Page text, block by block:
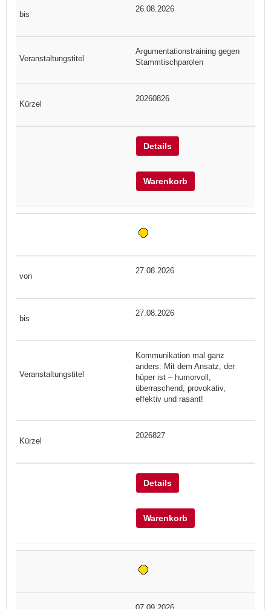
26.08.2026
Argumentationstraining gegen
Stammtischparolen
20260826
Details
Warenkorb
27.08.2026
27.08.2026
Kommunikation mal ganz
anders: Mit dem Ansatz, der
hüper ist – humorvoll,
überraschend, provokativ,
effektiv und rasant!
2026827
Details
Warenkorb